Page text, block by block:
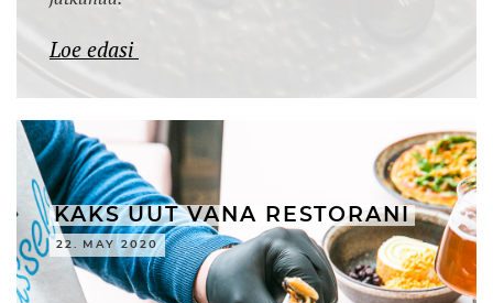
Loe edasi
KAKS UUT VANA RESTORANI
22. MAY 2020